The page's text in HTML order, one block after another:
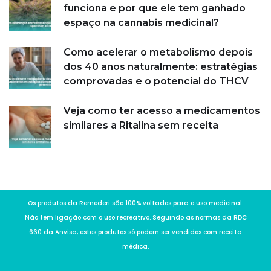
funciona e por que ele tem ganhado
espaço na cannabis medicinal?
Como acelerar o metabolismo depois
dos 40 anos naturalmente: estratégias
comprovadas e o potencial do THCV
Veja como ter acesso a medicamentos
similares a Ritalina sem receita
Os produtos da Remederi são 100% voltados para o uso medicinal.
Não tem ligação com o uso recreativo. Seguindo as normas da RDC
660 da Anvisa, estes produtos só podem ser vendidos com receita
médica.